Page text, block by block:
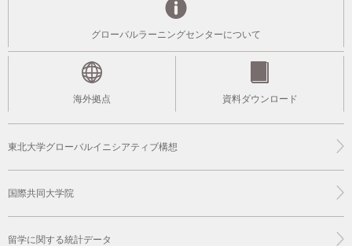
グローバルラーニングセンターについて
海外拠点 資料ダウンロード
東北大学グローバルイニシアティブ構想
国際共同大学院
留学に関する統計データ